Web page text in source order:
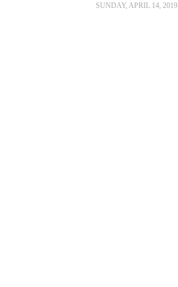
SUNDAY, APRIL 14, 2019